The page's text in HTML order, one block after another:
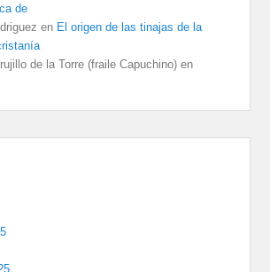
de
en El origen de las tinajas de la
de la Torre (fraile Capuchino) en